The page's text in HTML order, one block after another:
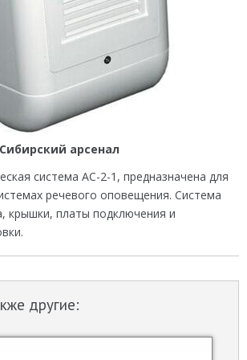
Сибирский арсенал
система АС-2-1, предназначена для
речевого оповещения. Система
крышки, платы подключения и
другие: